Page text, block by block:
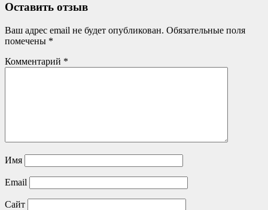
Оставить отзыв
Ваш адрес email не будет опубликован. Обязательные поля
помечены *
Комментарий *
Имя
Email
Сайт